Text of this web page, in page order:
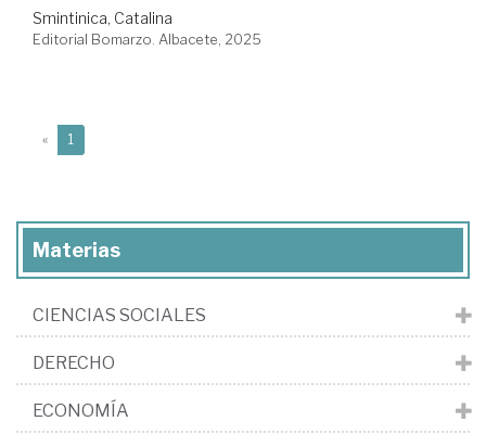
Smintinica, Catalina
Editorial Bomarzo. Albacete, 2025
« 1
Materias
CIENCIAS SOCIALES
DERECHO
ECONOMÍA